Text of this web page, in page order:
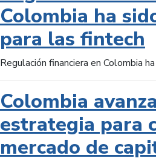
Colombia ha
para las fintech
Regulación financiera en Colombia
Colombia
estrategia para
mercado de